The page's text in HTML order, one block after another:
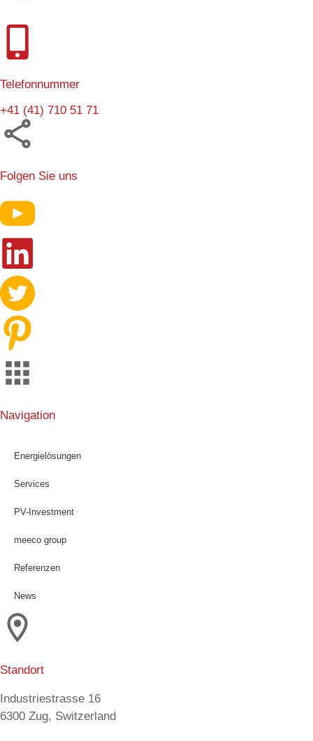
Telefonnummer
+41 (41) 710 51 71
Folgen Sie uns
Navigation
Energielösungen
Services
PV-Investment
meeco group
Referenzen
News
Standort
Industriestrasse 16
6300 Zug, Switzerland